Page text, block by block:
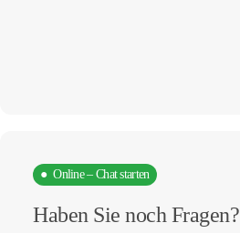
● Online – Chat starten
Haben Sie noch Fragen?